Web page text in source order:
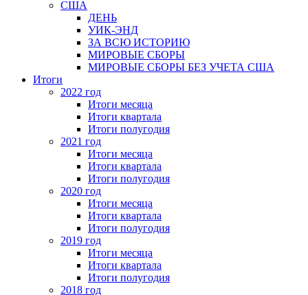
США
ДЕНЬ
УИК-ЭНД
ЗА ВСЮ ИСТОРИЮ
МИРОВЫЕ СБОРЫ
МИРОВЫЕ СБОРЫ БЕЗ УЧЕТА США
Итоги
2022 год
Итоги месяца
Итоги квартала
Итоги полугодия
2021 год
Итоги месяца
Итоги квартала
Итоги полугодия
2020 год
Итоги месяца
Итоги квартала
Итоги полугодия
2019 год
Итоги месяца
Итоги квартала
Итоги полугодия
2018 год